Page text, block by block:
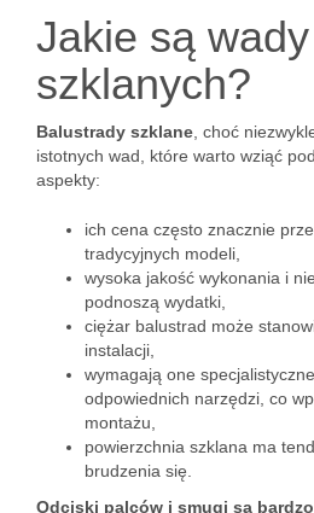
Jakie są
szklanych?
Balustrady szklane , choć
istotnych wad, które warto wziąć
aspekty:
ich cena często znacznie
tradycyjnych modeli,
wysoka jakość wykonania i
podnoszą wydatki,
ciężar balustrad może
instalacji,
wymagają one
odpowiednich narzędzi, co
montażu,
powierzchnia szklana ma
brudzenia się.
Odciski palców i smugi są